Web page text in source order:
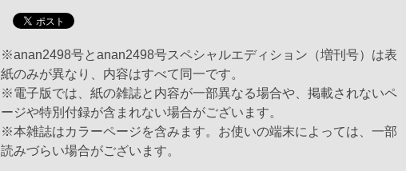
※anan2498号とanan2498号スペシャルエディション（増刊号）は表
紙のみが異なり、内容はすべて同一です。
※電子版では、紙の雑誌と内容が一部異なる場合や、掲載されないペ
ージや特別付録が含まれない場合がございます。
※本雑誌はカラーページを含みます。お使いの端末によっては、一部
読みづらい場合がございます。